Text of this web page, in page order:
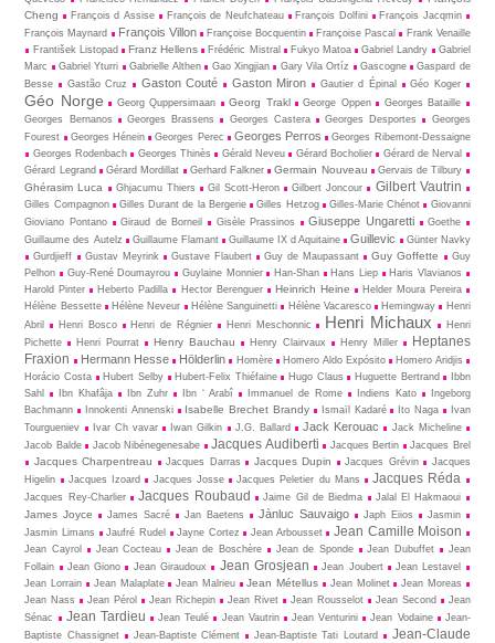
Cheng
François d Assise François de Neufchateau François Dolfini
François Jacqmin
François Maynard
François Villon Françoise Bocquentin Françoise Pascal
Frank Venaille
František Listopad
Franz Hellens Frédéric Mistral Fukyo Matoa Gabriel Landry
Gabriel
Marc
Gabriel Yturri Gabrielle Althen Gao Xingjian Gary Vila Ortíz Gascogne
Gaspard de
Besse
Gastão Cruz Gaston Couté Gaston Miron Gautier d Épinal Géo Koger
Géo Norge Georg Quppersimaan Georg Trakl George Oppen
Georges Bataille
Georges Bernanos
Georges Brassens Georges Castera Georges Desportes
Georges
Fourest
Georges Hénein Georges Perec Georges Perros
Georges Ribemont-Dessaigne
Georges Rodenbach
Georges Thinès Gérald Neveu Gérard Bocholier
Gérard de Nerval
Gérard Legrand
Gérard Mordillat Gerhard Falkner Germain Nouveau Gervais de Tilbury
Ghérasim Luca Ghjacumu Thiers Gil Scott-Heron Gilbert Joncour Gilbert Vautrin
Gilles Compagnon Gilles Durant de la Bergerie Gilles Hetzog Gilles-Marie Chénot
Giovanni
Gioviano Pontano
Giraud de Borneil Gisèle Prassinos Giuseppe Ungaretti
Goethe
Guillaume des Autelz
Guillaume Flamant Guillaume IX d Aquitaine Guillevic
Günter Navky
Gurdjieff
Gustav Meyrink Gustave Flaubert Guy de Maupassant Guy Goffette
Guy
Pelhon
Guy-René Dou­may­rou Guylaine Monnier Han-Shan Hans Liep
Haris Vlavianos
Harold Pinter
Heberto Padilla Hector Berenguer Heinrich Heine
Helder Moura Pereira
Hélène Bessette
Hélène Neveur Hélène Sanguinetti Hélène Vacaresco Hemingway
Henri
Abril
Henri Bosco Henri de Régnier Henri Meschonnic Henri Michaux
Henri
Pichette
Henri Pourrat Henry Bauchau Henry Clairvaux Henry Miller
Heptanes
Fraxion
Hermann Hesse Hölderlin Homère Homero Aldo Expósito
Homero Aridjis
Horácio Costa
Hubert Selby Hubert-Felix Thiéfaine Hugo Claus Huguette Bertrand
Ibbn
Sahl
Ibn Khafâja Ibn Zuhr Ibn ‘ Arabî Immanuel de Rome Indiens Kato
Ingeborg
Bachmann
Innokenti Annenski Isabelle Brechet Brandy Ismaïl Kadaré Ito Naga
Ivan
Tourgueniev
Ivar Ch vavar Iwan Gilkin J.G. Ballard Jack Kerouac
Jack Micheline
Jacob Balde
Jacob Nibénegenesabe Jacques Audiberti Jacques Bertin Jacques Brel
Jacques Charpentreau Jacques Darras Jacques Dupin Jacques Grévin
Jacques
Higelin
Jacques Izoard Jacques Josse Jacques Peletier du Mans Jacques Réda
Jacques Rey-Charlier Jacques Roubaud Jaime Gil de Biedma Jalal El Hakmaoui
James Joyce James Sacré Jan Baetens Jànluc Sauvaigo Japh Eiios
Jasmin
Jasmin Limans
Jaufré Rudel Jayne Cortez Jean Arbousset Jean Camille Moison
Jean Cayrol Jean Cocteau Jean de Boschère Jean de Sponde Jean Dubuffet
Jean
Follain
Jean Giono Jean Giraudoux Jean Grosjean Jean Joubert
Jean Lestavel
Jean Lorrain
Jean Malaplate Jean Malrieu Jean Métellus Jean Molinet
Jean Moreas
Jean Nass
Jean Pérol Jean Richepin Jean Rivet Jean Rousselot Jean Second
Jean
Sénac
Jean Tardieu Jean Teulé Jean Vautrin Jean Venturini Jean Vodaine
Jean-
Baptiste Chassignet
Jean-Baptiste Clément Jean-Baptiste Tati Loutard
Jean-Claude